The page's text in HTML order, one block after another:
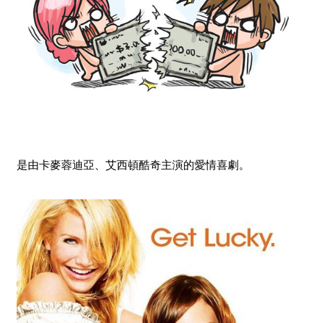
是由卡麥蓉迪亞、艾西頓酷奇主演的愛情喜劇。